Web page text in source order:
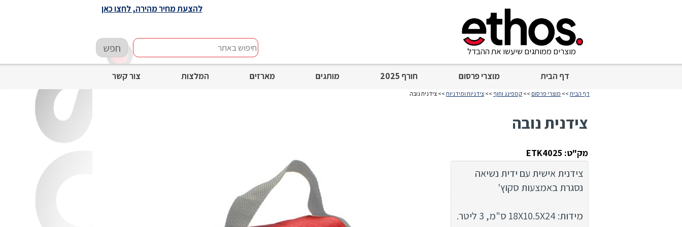
דף הבית מוצרי פרסום חורף 2025 מותגים מארזים המלצות צור קשר
חיפוש
באתר
חפש מוצרים ממותגים שיעשו את ההבדל
להצעת מחיר מהירה, לחצו כאן
דף הבית >> מוצרי פרסום >> קמפינג וחוף >> צידניות ומידניות >> צידנית נובה
צידנית נובה
מק"ט: ETK4025
צידנית אישית עם ידית נשיאה
נסגרת באמצעות סקוץ'
מידות: 18X10.5X24 ס"מ, 3 ליטר.